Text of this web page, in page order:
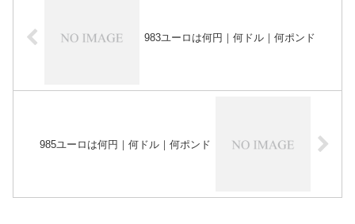
983ユーロは何円｜何ドル｜何ポンド
985ユーロは何円｜何ドル｜何ポンド